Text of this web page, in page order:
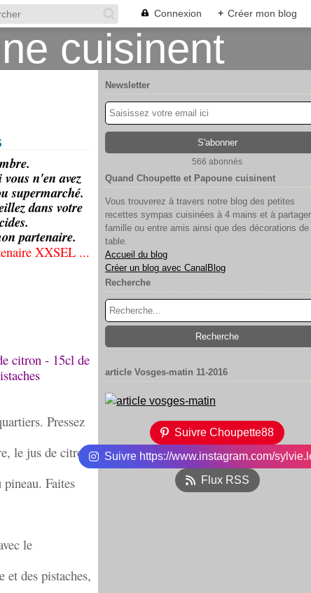
Connexion + Créer mon blog
n'en avez
supermarché.
dans votre
partenaire.
XXSEL ...
citron - 15cl de
Pressez
le jus de citron
Faites
le
et des pistaches,
Newsletter
566 abonnés
Quand Choupette et Papoune cuisinent
Vous trouverez à travers notre blog des petites
recettes sympas cuisinées à 4 mains et à
famille ou entre amis ainsi que des décorations de
table.
Accueil du blog
Créer un blog avec CanalBlog
Recherche
article Vosges-matin 11-2016
Suivre Choupette88
Suivre https://www.instagram.com/
Flux RSS